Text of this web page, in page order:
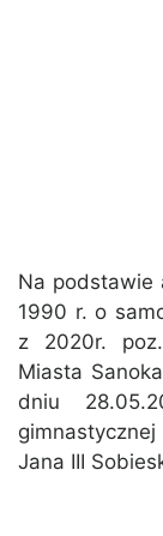
Na podstawie
1990 r. o
z 2020r.
Miasta
dniu
Jana III